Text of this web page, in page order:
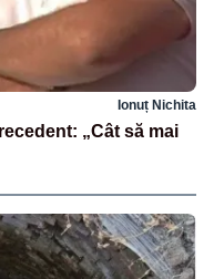
Ionuț Nichita
„Cât să mai